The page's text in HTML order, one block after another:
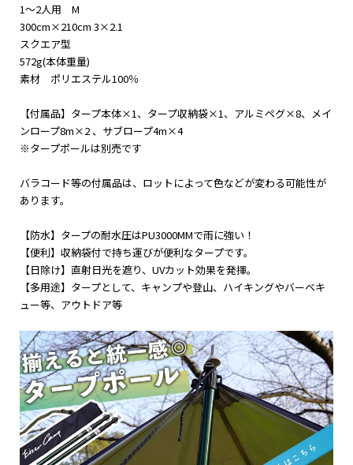
1〜2人用 M
300cm×210cm 3×2.1
スクエア型
572g(本体重量)
素材 ポリエステル100％
【付属品】タープ本体×1、タープ収納袋×1、アルミペグ×8、メイ
ンロープ8m×2 、サブロープ4m×4
※タープポールは別売です
バラコード等の付属品は、ロットによって色などが変わる可能性が
あります。
【防水】タープの耐水圧はPU3000MMで雨に強い！
【便利】収納袋付で持ち運びが便利なタープです。
【日除け】直射日光を遮り、UVカット効果を発揮。
【多用途】タープとして、キャンプや登山、ハイキングやバーベキ
ュー等、アウトドア等